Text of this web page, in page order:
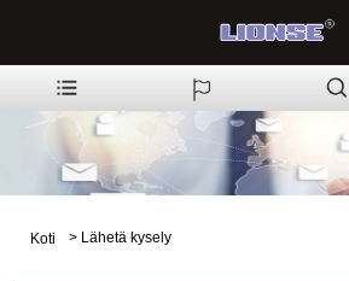
Koti > Lähetä kysely